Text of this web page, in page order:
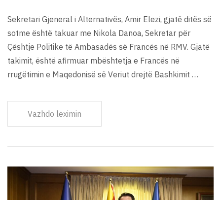
Sekretari Gjeneral i Alternativës, Amir Elezi, gjatë ditës së
sotme është takuar me Nikola Danoa, Sekretar për
Çështje Politike të Ambasadës së Francës në RMV. Gjatë
takimit, është afirmuar mbështetja e Francës në
rrugëtimin e Maqedonisë së Veriut drejtë Bashkimit …
Vazhdo leximin